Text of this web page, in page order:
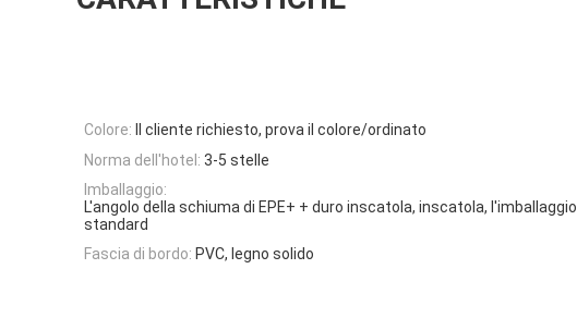
Colore:
Il cliente richiesto, prova il colore/ordinato
Norma dell'hotel: 3-5 stelle
Imballaggio:
L'angolo della schiuma di EPE+ + duro inscatola, inscatola, l'imballaggio
standard
Fascia di bordo: PVC, legno solido